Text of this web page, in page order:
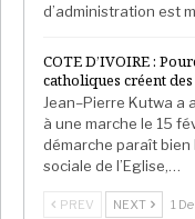
d’administration est
COTE D’IVOIRE :
catholiques créent
Jean–Pierre Kutwa a
à une marche le 15
démarche paraît
sociale de l’Eglise,…
PREV NEXT 1